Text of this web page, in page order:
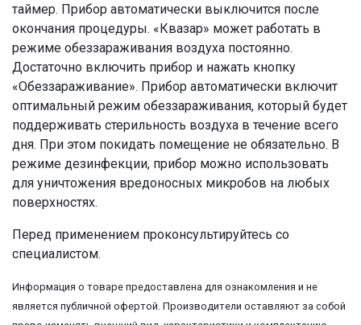
таймер. Прибор автоматически выключится после
окончания процедуры. «Квазар» может работать в
режиме обеззараживания воздуха постоянно.
Достаточно включить прибор и нажать кнопку
«Обеззараживание». Прибор автоматически включит
оптимальный режим обеззараживания, который будет
поддерживать стерильность воздуха в течение всего
дня. При этом покидать помещение не обязательно. В
режиме дезинфекции, прибор можно использовать
для уничтожения вредоносных микробов на любых
поверхностях.
Перед применением проконсультируйтесь со
специалистом.
Информация о товаре предоставлена для ознакомления и не
является публичной офертой. Производители оставляют за собой